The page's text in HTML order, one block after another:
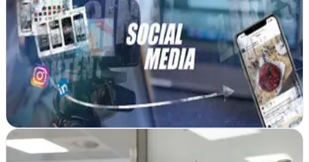
Pamplona, Navarra
Northsoc transforma negocios en Pamplona con estrategias de
marketing innovadoras y resultados medibles para empresas que
buscan crecer
Ver ficha completa
Orbetec360 Estrategia Digital